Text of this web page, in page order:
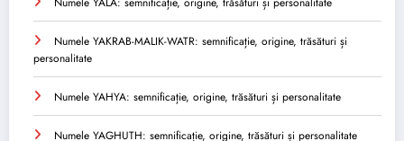
Numele YAKRAB-MALIK-WATR: semnificație, origine, trăsături și
personalitate
Numele YAHYA: semnificație, origine, trăsături și personalitate
Numele YAGHUTH: semnificație, origine, trăsături și personalitate